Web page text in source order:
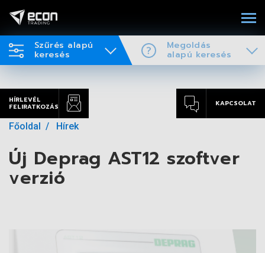
Szűrés alapú
keresés
Megoldás
alapú keresés
HÍRLEVÉL
FELIRATKOZÁS
KAPCSOLAT
Főoldal Hírek
Új Deprag AST12 szoftver
verzió